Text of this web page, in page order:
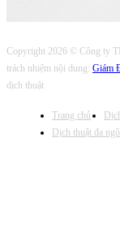
Copyright 2026 © Công ty
trách nhiệm nội dung: Giám
dịch thuật
Trang chủ
Dịch thuật đa